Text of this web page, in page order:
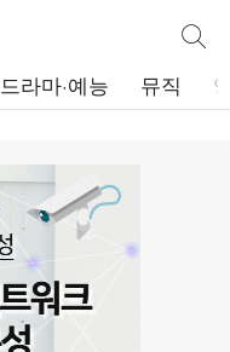
통합
드라마·예능 뮤직